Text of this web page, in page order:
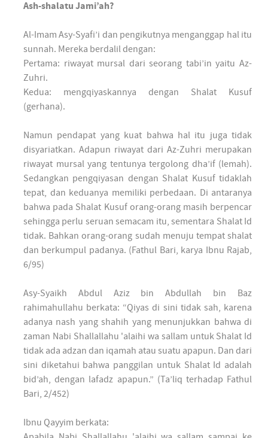
Ash-shalatu Jami’ah?
Al-Imam Asy-Syafi’i dan pengikutnya menganggap hal itu
sunnah. Mereka berdalil dengan:
Pertama: riwayat mursal dari seorang tabi’in yaitu Az-
Zuhri.
Kedua: mengqiyaskannya dengan Shalat Kusuf
(gerhana).
Namun pendapat yang kuat bahwa hal itu juga tidak
disyariatkan. Adapun riwayat dari Az-Zuhri merupakan
riwayat mursal yang tentunya tergolong dha’if (lemah).
Sedangkan pengqiyasan dengan Shalat Kusuf tidaklah
tepat, dan keduanya memiliki perbedaan. Di antaranya
bahwa pada Shalat Kusuf orang-orang masih berpencar
sehingga perlu seruan semacam itu, sementara Shalat Id
tidak. Bahkan orang-orang sudah menuju tempat shalat
dan berkumpul padanya. (Fathul Bari, karya Ibnu Rajab,
6/95)
Asy-Syaikh Abdul Aziz bin Abdullah bin Baz
rahimahullahu berkata: “Qiyas di sini tidak sah, karena
adanya nash yang shahih yang menunjukkan bahwa di
zaman Nabi Shallallahu 'alaihi wa sallam untuk Shalat Id
tidak ada adzan dan iqamah atau suatu apapun. Dan dari
sini diketahui bahwa panggilan untuk Shalat Id adalah
bid’ah, dengan lafadz apapun.” (Ta’liq terhadap Fathul
Bari, 2/452)
Ibnu Qayyim berkata: